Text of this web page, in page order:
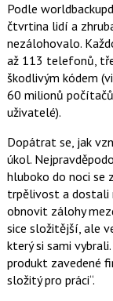
Podle
čtvrtina lidí a
nezálohovalo.
až 113 telefonů,
škodlivým kódem
60 milionů
uživatelé).
Dopátrat se, jak
úkol.
hluboko do noci se
trpělivost a dostali
obnovit zálohy
sice složitější, ale
který si sami
produkt zavedené
složitý pro práci“.